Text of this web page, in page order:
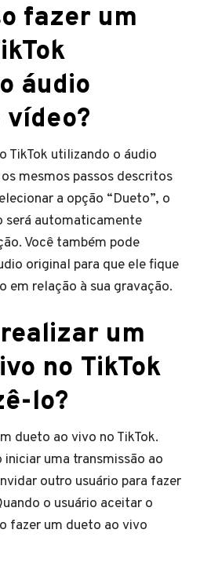
fazer um
áudio
TikTok utilizando o áudio
mesmos passos descritos
a opção “Dueto”, o
será automaticamente
Você também pode
original para que ele fique
em relação à sua gravação.
um
no TikTok
lo?
dueto ao vivo no TikTok.
iniciar uma transmissão ao
outro usuário para fazer
o usuário aceitar o
fazer um dueto ao vivo